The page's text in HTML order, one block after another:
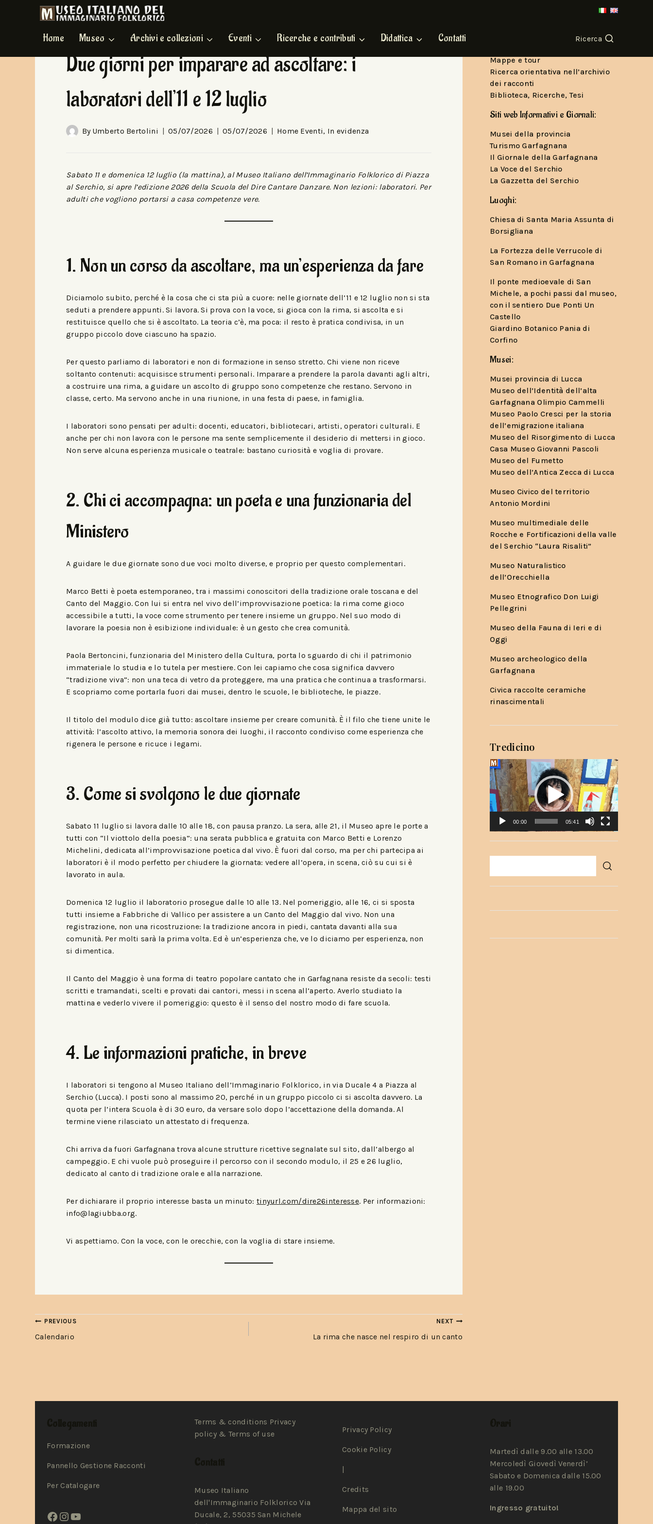
Home Museo Archivi e collezioni Eventi Ricerche e contributi Didattica Contatti Ricerca
HOME EVENTI|IN EVIDENZA
Due giorni per imparare ad ascoltare: i
laboratori dell’11 e 12 luglio
By Umberto Bertolini 05/07/2026 05/07/2026 Home Eventi, In evidenza
Sabato 11 e domenica 12 luglio (la mattina), al Museo Italiano dell’Immaginario Folklorico di Piazza
al Serchio, si apre l’edizione 2026 della Scuola del Dire Cantare Danzare. Non lezioni: laboratori. Per
adulti che vogliono portarsi a casa competenze vere.
1. Non un corso da ascoltare, ma un’esperienza da fare
Diciamolo subito, perché è la cosa che ci sta più a cuore: nelle giornate dell’11 e 12 luglio non si sta
seduti a prendere appunti. Si lavora. Si prova con la voce, si gioca con la rima, si ascolta e si
restituisce quello che si è ascoltato. La teoria c’è, ma poca: il resto è pratica condivisa, in un
gruppo piccolo dove ciascuno ha spazio.
Per questo parliamo di laboratori e non di formazione in senso stretto. Chi viene non riceve
soltanto contenuti: acquisisce strumenti personali. Imparare a prendere la parola davanti agli altri,
a costruire una rima, a guidare un ascolto di gruppo sono competenze che restano. Servono in
classe, certo. Ma servono anche in una riunione, in una festa di paese, in famiglia.
I laboratori sono pensati per adulti: docenti, educatori, bibliotecari, artisti, operatori culturali. E
anche per chi non lavora con le persone ma sente semplicemente il desiderio di mettersi in gioco.
Non serve alcuna esperienza musicale o teatrale: bastano curiosità e voglia di provare.
2. Chi ci accompagna: un poeta e una funzionaria del
Ministero
A guidare le due giornate sono due voci molto diverse, e proprio per questo complementari.
Marco Betti è poeta estemporaneo, tra i massimi conoscitori della tradizione orale toscana e del
Canto del Maggio. Con lui si entra nel vivo dell’improvvisazione poetica: la rima come gioco
accessibile a tutti, la voce come strumento per tenere insieme un gruppo. Nel suo modo di
lavorare la poesia non è esibizione individuale: è un gesto che crea comunità.
Paola Bertoncini, funzionaria del Ministero della Cultura, porta lo sguardo di chi il patrimonio
immateriale lo studia e lo tutela per mestiere. Con lei capiamo che cosa significa davvero
“tradizione viva”: non una teca di vetro da proteggere, ma una pratica che continua a trasformarsi.
E scopriamo come portarla fuori dai musei, dentro le scuole, le biblioteche, le piazze.
Il titolo del modulo dice già tutto: ascoltare insieme per creare comunità. È il filo che tiene unite le
attività: l’ascolto attivo, la memoria sonora dei luoghi, il racconto condiviso come esperienza che
rigenera le persone e ricuce i legami.
3. Come si svolgono le due giornate
Sabato 11 luglio si lavora dalle 10 alle 18, con pausa pranzo. La sera, alle 21, il Museo apre le porte a
tutti con “Il viottolo della poesia”: una serata pubblica e gratuita con Marco Betti e Lorenzo
Michelini, dedicata all’improvvisazione poetica dal vivo. È fuori dal corso, ma per chi partecipa ai
laboratori è il modo perfetto per chiudere la giornata: vedere all’opera, in scena, ciò su cui si è
lavorato in aula.
Domenica 12 luglio il laboratorio prosegue dalle 10 alle 13. Nel pomeriggio, alle 16, ci si sposta
tutti insieme a Fabbriche di Vallico per assistere a un Canto del Maggio dal vivo. Non una
registrazione, non una ricostruzione: la tradizione ancora in piedi, cantata davanti alla sua
comunità. Per molti sarà la prima volta. Ed è un’esperienza che, ve lo diciamo per esperienza, non
si dimentica.
Il Canto del Maggio è una forma di teatro popolare cantato che in Garfagnana resiste da secoli: testi
scritti e tramandati, scelti e provati dai cantori, messi in scena all’aperto. Averlo studiato la
mattina e vederlo vivere il pomeriggio: questo è il senso del nostro modo di fare scuola.
4. Le informazioni pratiche, in breve
I laboratori si tengono al Museo Italiano dell’Immaginario Folklorico, in via Ducale 4 a Piazza al
Serchio (Lucca). I posti sono al massimo 20, perché in un gruppo piccolo ci si ascolta davvero. La
quota per l’intera Scuola è di 30 euro, da versare solo dopo l’accettazione della domanda. Al
termine viene rilasciato un attestato di frequenza.
Chi arriva da fuori Garfagnana trova alcune strutture ricettive segnalate sul sito, dall’albergo al
campeggio. E chi vuole può proseguire il percorso con il secondo modulo, il 25 e 26 luglio,
dedicato al canto di tradizione orale e alla narrazione.
Per dichiarare il proprio interesse basta un minuto: tinyurl.com/dire26interesse. Per informazioni:
info@lagiubba.org.
Vi aspettiamo. Con la voce, con le orecchie, con la voglia di stare insieme.
PREVIOUS
Calendario
NEXT
La rima che nasce nel respiro di un canto
Per seguirci e conoscere le nostre
Mappe e tour
Ricerca orientativa nell’archivio
dei racconti
Biblioteca, Ricerche, Tesi
Siti web Informativi e Giornali:
Musei della provincia
Turismo Garfagnana
Il Giornale della Garfagnana
La Voce del Serchio
La Gazzetta del Serchio
Luoghi:
Chiesa di Santa Maria Assunta di
Borsigliana
La Fortezza delle Verrucole di
San Romano in Garfagnana
Il ponte medioevale di San
Michele, a pochi passi dal museo,
con il sentiero Due Ponti Un
Castello
Giardino Botanico Pania di
Corfino
Musei:
Musei provincia di Lucca
Museo dell’Identità dell’alta
Garfagnana Olimpio Cammelli
Museo Paolo Cresci per la storia
dell’emigrazione italiana
Museo del Risorgimento di Lucca
Casa Museo Giovanni Pascoli
Museo del Fumetto
Museo dell’Antica Zecca di Lucca
Museo Civico del territorio
Antonio Mordini
Museo multimediale delle
Rocche e Fortificazioni della valle
del Serchio “Laura Risaliti”
Museo Naturalistico
dell’Orecchiella
Museo Etnografico Don Luigi
Pellegrini
Museo della Fauna di Ieri e di
Oggi
Museo archeologico della
Garfagnana
Civica raccolte ceramiche
rinascimentali
Tredicino
Video
Player
00:00 05:41
Formazione
Pannello Gestione Racconti
Per Catalogare
Terms & conditions Privacy
policy & Terms of use
Museo Italiano
dell'Immaginario Folklorico Via
Ducale, 2, 55035 San Michele
Privacy Policy
Cookie Policy
Credits
Mappa del sito
Martedì dalle 9.00 alle 13.00
Mercoledì Giovedì Venerdì’
Sabato e Domenica dalle 15.00
alle 19.00
Ingresso gratuito!